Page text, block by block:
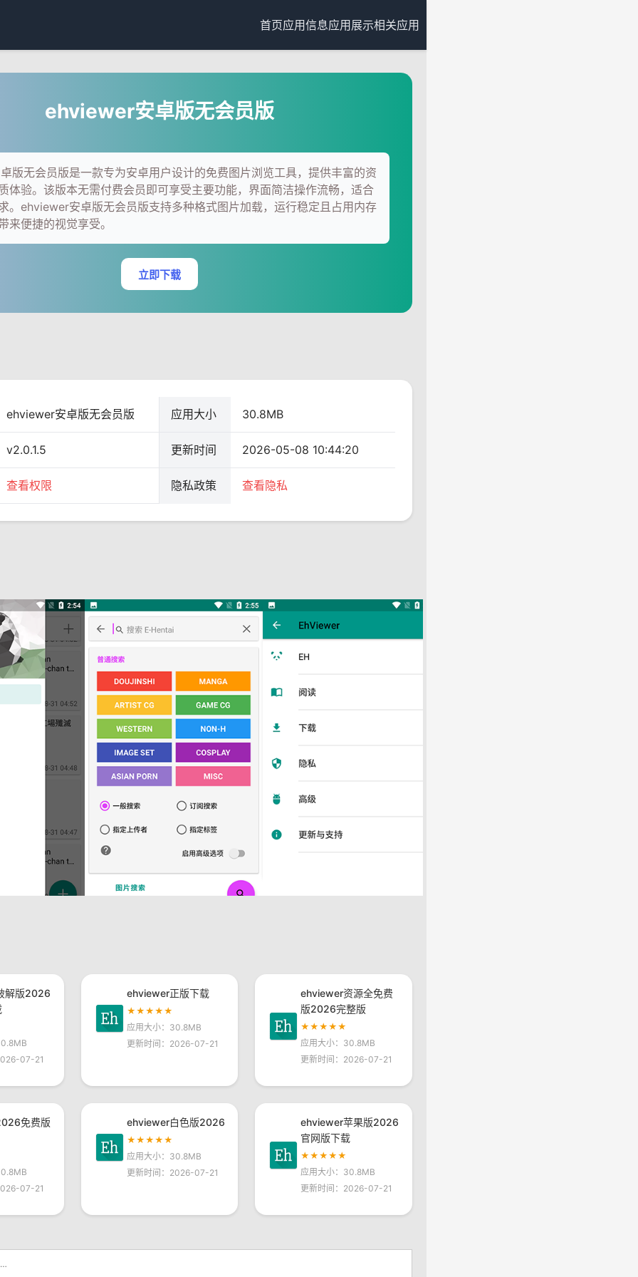
首页应用信息应用展示相关应用
ehviewer安卓版无会员版
版无会员版是一款专为安卓用户设计的免费图片浏览工具，提供丰富的资
体验。该版本无需付费会员即可享受主要功能，界面简洁操作流畅，适合
。ehviewer安卓版无会员版支持多种格式图片加载，运行稳定且占用内存
来便捷的视觉享受。
立即下载
ehviewer安卓版无会员版 应用大小 30.8MB
v2.0.1.5 更新时间 2026-05-08 10:44:20
查看权限 隐私政策 查看隐私
解版2026
07-21
ehviewer正版下载
★★★★★
应用大小：30.8MB
更新时间：2026-07-21
ehviewer资源全免费
版2026完整版
★★★★★
应用大小：30.8MB
更新时间：2026-07-21
免费版
07-21
ehviewer白色版2026
★★★★★
应用大小：30.8MB
更新时间：2026-07-21
ehviewer苹果版2026
官网版下载
★★★★★
应用大小：30.8MB
更新时间：2026-07-21